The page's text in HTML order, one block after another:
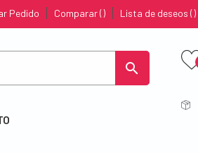
Lista de deseos
Comparar
Pedido
